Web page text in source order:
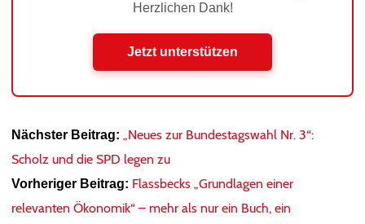
Herzlichen Dank!
Jetzt unterstützen
Nächster Beitrag: „Neues zur Bundestagswahl Nr. 3“:
Scholz und die SPD legen zu
Vorheriger Beitrag: Flassbecks „Grundlagen einer
relevanten Ökonomik“ – mehr als nur ein Buch, ein